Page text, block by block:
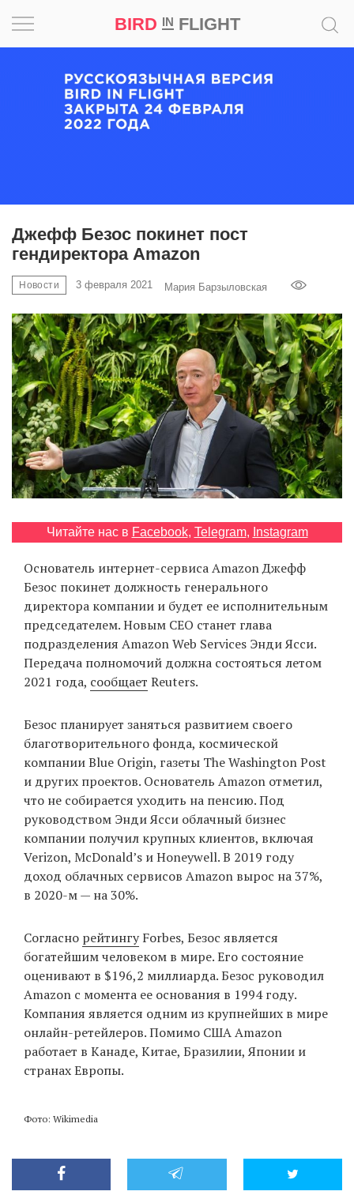
BIRD INFLIGHT
EN
UA
Джефф Безос покинет пост
гендиректора Amazon
Новости 3 февраля 2021 Мария Барзыловская
Читайте нас в Facebook, Telegram, Instagram
Основатель интернет-сервиса Amazon Джефф
Безос покинет должность генерального
директора компании и будет ее исполнительным
председателем. Новым СЕО станет глава
подразделения Amazon Web Services Энди Ясси.
Передача полномочий должна состояться летом
2021 года, сообщает Reuters.
Безос планирует заняться развитием своего
благотворительного фонда, космической
компании Blue Origin, газеты The Washington Post
и других проектов. Основатель Amazon отметил,
что не собирается уходить на пенсию. Под
руководством Энди Ясси облачный бизнес
компании получил крупных клиентов, включая
Verizon, McDonald’s и Honeywell. В 2019 году
доход облачных сервисов Amazon вырос на 37%,
в 2020-м — на 30%.
Согласно рейтингуForbes, Безос является
богатейшим человеком в мире. Его состояние
оценивают в $196,2 миллиарда. Безос руководил
Amazon с момента ее основания в 1994 году.
Компания является одним из крупнейших в мире
онлайн-ретейлеров. Помимо США Amazon
работает в Канаде, Китае, Бразилии, Японии и
странах Европы.
Фото: Wikimedia